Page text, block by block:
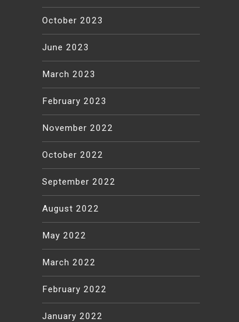
October 2023
June 2023
March 2023
February 2023
November 2022
October 2022
September 2022
August 2022
May 2022
March 2022
February 2022
January 2022